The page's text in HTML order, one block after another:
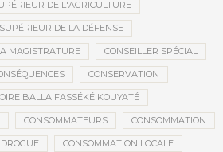
DE L'AGRICULTURE
DE LA DÉFENSE
MAGISTRATURE CONSEILLER SPÉCIAL
CONSERVATION
BALLA FASSÉKÉ KOUYATÉ
CONSOMMATEURS CONSOMMATION
CONSOMMATION LOCALE